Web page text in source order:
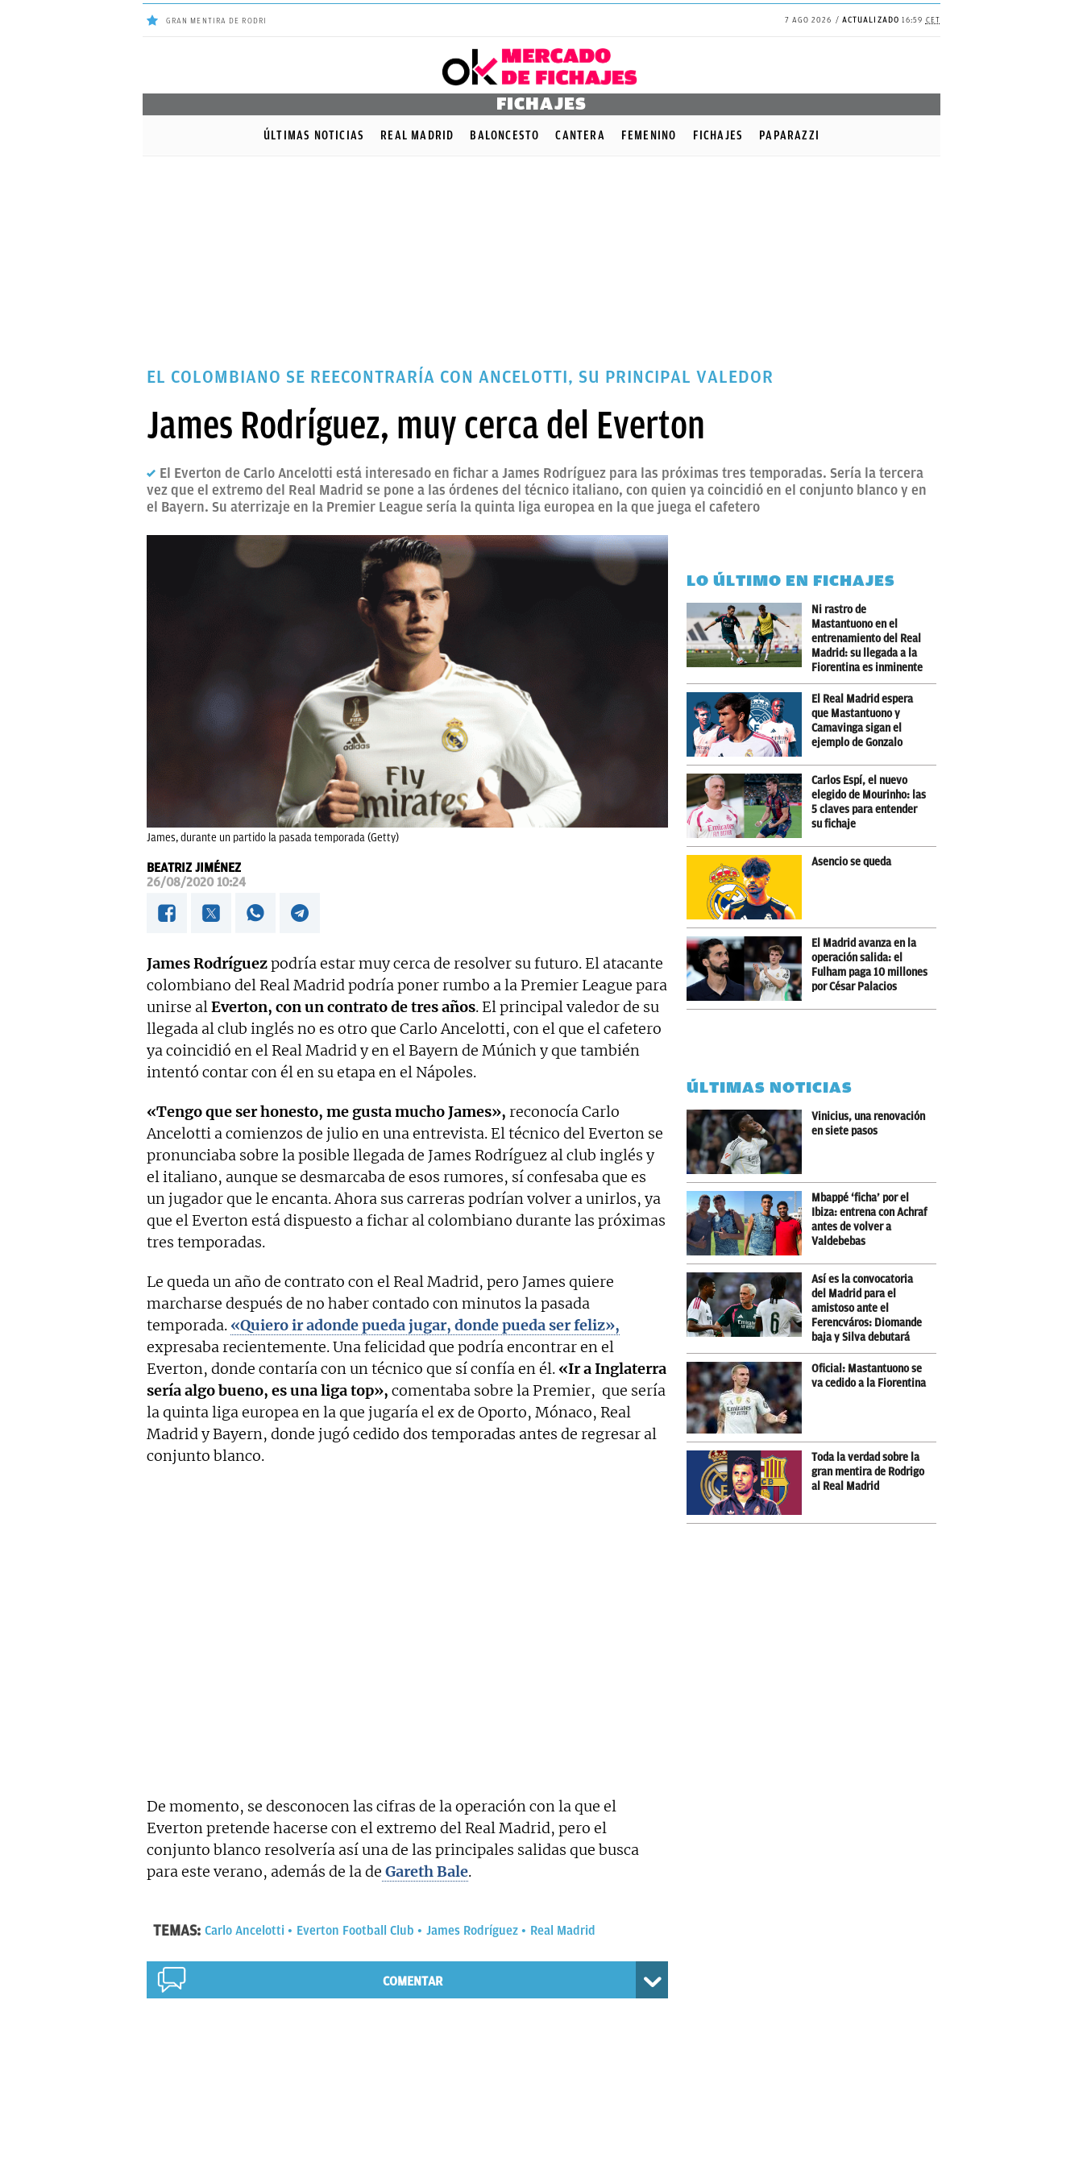
GRAN MENTIRA DE RODRI 7 AGO 2026 ACTUALIZADO 16:59 CET
PAPARAZZI
FICHAJES
ÚLTIMAS NOTICIAS REAL MADRID BALONCESTO CANTERA FEMENINO FICHAJES PAPARAZZI
EL COLOMBIANO SE REECONTRARÍA CON ANCELOTTI, SU PRINCIPAL VALEDOR
James Rodríguez, muy cerca del Everton
El Everton de Carlo Ancelotti está interesado en fichar a James Rodríguez para las próximas tres temporadas. Sería la tercera
vez que el extremo del Real Madrid se pone a las órdenes del técnico italiano, con quien ya coincidió en el conjunto blanco y en
el Bayern. Su aterrizaje en la Premier League sería la quinta liga europea en la que juega el cafetero
James, durante un partido la pasada temporada (Getty)
BEATRIZ JIMÉNEZ
26/08/2020 10:24
James Rodríguezpodría estar muy cerca de resolver su futuro. El atacante
colombiano del Real Madrid podría poner rumbo a la Premier League para
unirse alEverton, con un contrato de tres años. El principal valedor de su
llegada al club inglés no es otro que Carlo Ancelotti, con el que el cafetero
ya coincidió en el Real Madrid y en el Bayern de Múnich y que también
intentó contar con él en su etapa en el Nápoles.
«Tengo que ser honesto, me gusta mucho James», reconocía Carlo
Ancelotti a comienzos de julio en una entrevista. El técnico del Everton se
pronunciaba sobre la posible llegada de James Rodríguez al club inglés y
el italiano, aunque se desmarcaba de esos rumores, sí confesaba que es
un jugador que le encanta. Ahora sus carreras podrían volver a unirlos, ya
que el Everton está dispuesto a fichar al colombiano durante las próximas
tres temporadas.
Le queda un año de contrato con el Real Madrid, pero James quiere
marcharse después de no haber contado con minutos la pasada
temporada. «Quiero ir adonde pueda jugar, donde pueda ser feliz»,
expresaba recientemente. Una felicidad que podría encontrar en el
Everton, donde contaría con un técnico que sí confía en él. «Ir a Inglaterra
sería algo bueno, es una liga top», comentaba sobre la Premier, que sería
la quinta liga europea en la que jugaría el ex de Oporto, Mónaco, Real
Madrid y Bayern, donde jugó cedido dos temporadas antes de regresar al
conjunto blanco.
De momento, se desconocen las cifras de la operación con la que el
Everton pretende hacerse con el extremo del Real Madrid, pero el
conjunto blanco resolvería así una de las principales salidas que busca
para este verano, además de la de Gareth Bale.
TEMAS: Carlo Ancelotti Everton Football Club James Rodríguez Real Madrid
COMENTAR
LO ÚLTIMO EN FICHAJES
Ni rastro de
Mastantuono en el
entrenamiento del Real
Madrid: su llegada a la
Fiorentina es inminente
El Real Madrid espera
que Mastantuono y
Camavinga sigan el
ejemplo de Gonzalo
Carlos Espí, el nuevo
elegido de Mourinho: las
5 claves para entender
su fichaje
Asencio se queda
El Madrid avanza en la
operación salida: el
Fulham paga 10 millones
por César Palacios
ÚLTIMAS NOTICIAS
Vinicius, una renovación
en siete pasos
Mbappé ‘ficha’ por el
Ibiza: entrena con Achraf
antes de volver a
Valdebebas
Así es la convocatoria
del Madrid para el
amistoso ante el
Ferencváros: Diomande
baja y Silva debutará
Oficial: Mastantuono se
va cedido a la Fiorentina
Toda la verdad sobre la
gran mentira de Rodrigo
al Real Madrid